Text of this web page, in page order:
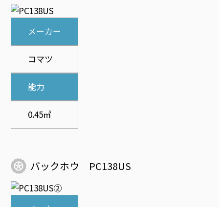
メーカー
コマツ
能力
0.45㎥
バックホウ PC138US